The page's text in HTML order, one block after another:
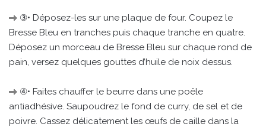
③• Déposez-les sur une plaque de four. Coupez le
Bresse Bleu en tranches puis chaque tranche en quatre.
Déposez un morceau de Bresse Bleu sur chaque rond de
pain, versez quelques gouttes d’huile de noix dessus.
④• Faites chauffer le beurre dans une poêle
antiadhésive. Saupoudrez le fond de curry, de sel et de
poivre. Cassez délicatement les œufs de caille dans la